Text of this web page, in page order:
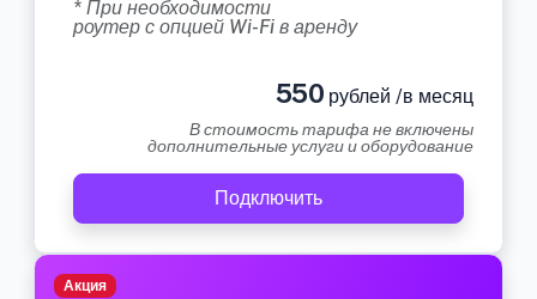
* При необходимости
роутер с опцией Wi-Fi в аренду
550 рублей /в месяц
В стоимость тарифа не включены
дополнительные услуги и оборудование
Подключить
Акция